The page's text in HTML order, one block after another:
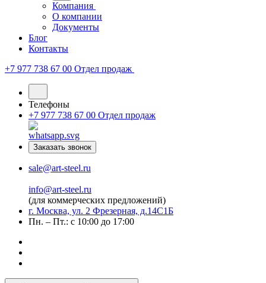
Компания
О компании
Документы
Блог
Контакты
+7 977 738 67 00 Отдел продаж
Телефоны
+7 977 738 67 00 Отдел продаж
Заказать звонок
sale@art-steel.ru
info@art-steel.ru
(для коммерческих предложений)
г. Москва, ул. 2 Фрезерная, д.14С1Б
Пн. – Пт.: с 10:00 до 17:00